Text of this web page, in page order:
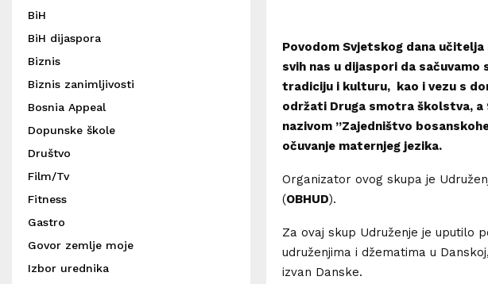
Povodom Svjetskog dana
svih nas u dijaspori da
tradiciju i kulturu, kao i vezu s
održati Druga smotra školstva, a
nazivom ”Zajedništvo
očuvanje maternjeg jezika.
Organizator ovog skupa je
(OBHUD).
Za ovaj skup Udruženje je uputilo
udruženjima i džematima u
izvan Danske.
BiH
BiH dijaspora
Biznis
Biznis zanimljivosti
Bosnia Appeal
Dopunske škole
Društvo
Film/Tv
Fitness
Gastro
Govor zemlje moje
Izbor urednika